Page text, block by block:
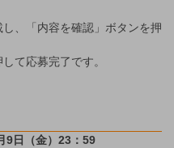
、「内容を確認」ボタンを押
て応募完了です。
9日（金）23：59